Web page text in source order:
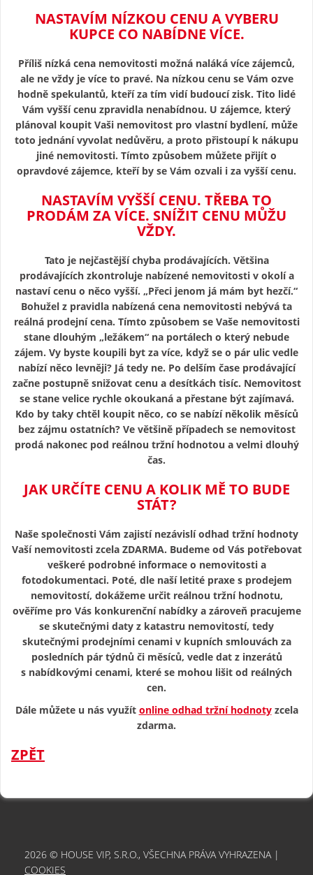
NASTAVÍM NÍZKOU CENU A VYBERU
KUPCE CO NABÍDNE VÍCE.
Příliš nízká cena nemovitosti možná naláká více zájemců,
ale ne vždy je více to pravé. Na nízkou cenu se Vám ozve
hodně spekulantů, kteří za tím vidí budoucí zisk. Tito lidé
Vám vyšší cenu zpravidla nenabídnou. U zájemce, který
plánoval koupit Vaši nemovitost pro vlastní bydlení, může
toto jednání vyvolat nedůvěru, a proto přistoupí k nákupu
jiné nemovitosti. Tímto způsobem můžete přijít o
opravdové zájemce, kteří by se Vám ozvali i za vyšší cenu.
NASTAVÍM VYŠŠÍ CENU. TŘEBA TO
PRODÁM ZA VÍCE. SNÍŽIT CENU MŮŽU
VŽDY.
Tato je nejčastější chyba prodávajících. Většina
prodávajících zkontroluje nabízené nemovitosti v okolí a
nastaví cenu o něco vyšší. „Přeci jenom já mám byt hezčí.“
Bohužel z pravidla nabízená cena nemovitosti nebývá ta
reálná prodejní cena. Tímto způsobem se Vaše nemovitosti
stane dlouhým „ležákem“ na portálech o který nebude
zájem. Vy byste koupili byt za více, když se o pár ulic vedle
nabízí něco levněji? Já tedy ne. Po delším čase prodávající
začne postupně snižovat cenu a desítkách tisíc. Nemovitost
se stane velice rychle okoukaná a přestane být zajímavá.
Kdo by taky chtěl koupit něco, co se nabízí několik měsíců
bez zájmu ostatních? Ve většině případech se nemovitost
prodá nakonec pod reálnou tržní hodnotou a velmi dlouhý
čas.
JAK URČÍTE CENU A KOLIK MĚ TO BUDE
STÁT?
Naše společnosti Vám zajistí nezávislí odhad tržní hodnoty
Vaší nemovitosti zcela ZDARMA. Budeme od Vás potřebovat
veškeré podrobné informace o nemovitosti a
fotodokumentaci. Poté, dle naší letité praxe s prodejem
nemovitostí, dokážeme určit reálnou tržní hodnotu,
ověříme pro Vás konkurenční nabídky a zároveň pracujeme
se skutečnými daty z katastru nemovitostí, tedy
skutečnými prodejními cenami v kupních smlouvách za
posledních pár týdnů či měsíců, vedle dat z inzerátů
s nabídkovými cenami, které se mohou lišit od reálných
cen.
Dále můžete u nás využít online odhad tržní hodnotyzcela
zdarma.
ZPĚT
2026 © HOUSE VIP, S.R.O., VŠECHNA PRÁVA VYHRAZENA |
COOKIES